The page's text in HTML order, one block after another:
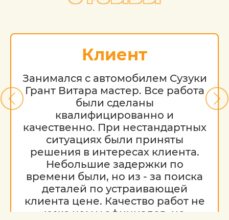
Клиент
Занимался с автомобилем Сузуки
Грант Витара мастер. Все работа
были сделаны
квалифицированно и
качественно. При нестандартных
ситуациях были приняты
решения в интересах клиента.
Небольшие задержки по
времени были, но из - за поиска
деталей по устраивающей
клиента цене. Качество работ не
хуже чем у официалов, но